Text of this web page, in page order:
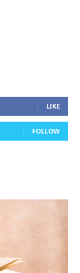
LIKE
FOLLOW